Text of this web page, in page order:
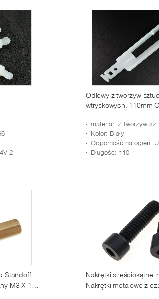
2
Odlewy z tworzyw
wtryskowych, 110mm
materiał: Z tworzyw
Kolor: Biały
Odporność na ogień:
Długość: 110
Standoff
M3 X 10
Nakrętki sześciokątne
Nakrętki metalowe z